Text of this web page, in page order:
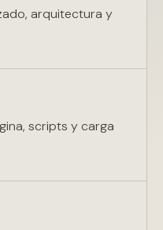
arquitectura y
scripts y carga